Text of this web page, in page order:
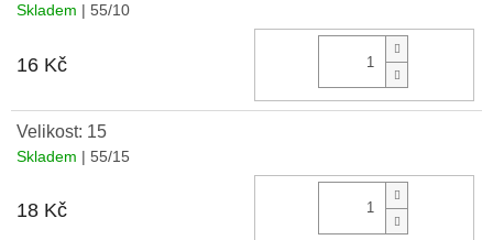
Skladem | 55/10
16 Kč
Velikost: 15
Skladem | 55/15
18 Kč